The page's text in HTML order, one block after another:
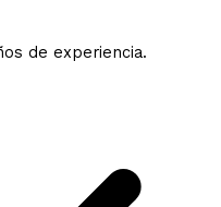
de experiencia.